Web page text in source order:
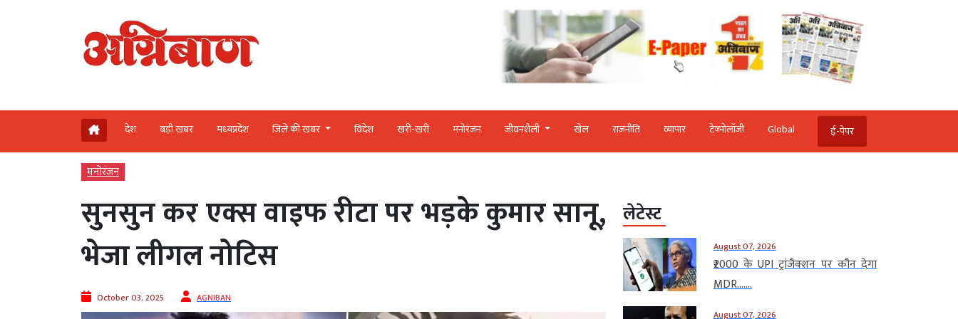
देश बड़ी खबर मध्‍यप्रदेश जिले की खबर विदेश खरी-खरी मनोरंजन जीवनशैली खेल राजनीति व्‍यापार टेक्‍नोलॉजी Global ई-पेपर
मनोरंजन
सुनसुन कर एक्स वाइफ रीटा पर भड़के कुमार सानू,
भेजा लीगल नोटिस
October 03, 2025 AGNIBAN
लेटेस्ट
August 07, 2026
₹2000 के UPI ट्रांजैक्शन पर कौन देगा
MDR…....
August 07, 2026